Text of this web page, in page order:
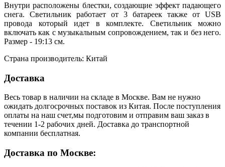
Внутри расположены блестки, создающие эффект падающего
снега. Светильник работает от 3 батареек также от USB
провода который идет в комплекте. Светильник можно
включать как с музыкальным сопровождением, так и без него.
Размер - 19:13 см.
Страна производитель: Китай
Доставка
Весь товар в наличии на складе в Москве. Вам не нужно
ожидать долгосрочных поставок из Китая. После поступления
оплаты на наш счет,мы подготовим и отправим ваш заказ в
течении 1-2 рабочих дней. Доставка до транспортной
компании бесплатная.
Доставка по Москве: